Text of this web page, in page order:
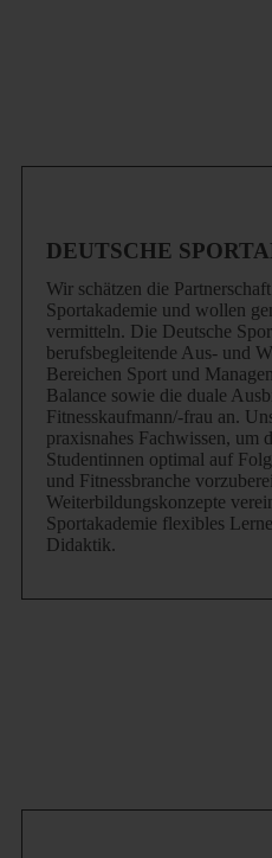
DEUTSCHE
Wir schätzen die
Sportakademie und wollen
vermitteln. Die Deutsche
berufsbegleitende Aus- und
Bereichen Sport und
Balance sowie die duale
Fitnesskaufmann/-frau an.
praxisnahes Fachwissen, um
Studentinnen optimal auf
und Fitnessbranche
Weiterbildungskonzepte
Sportakademie flexibles
Didaktik.